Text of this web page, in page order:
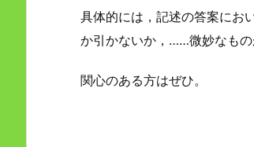
具体的には，記述の答案にお
か引かないか，……微妙なもの
関心のある方はぜひ。